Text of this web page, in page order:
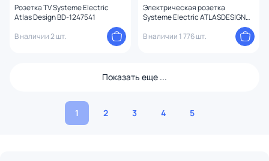
Розетка TV Systeme Electric
Atlas Design BD-1247541
В наличии 2 шт.
Электрическая розетка
Systeme Electric ATLASDESIGN
В наличии 1 776 шт.
Показать еще ...
1 2 3 4 5